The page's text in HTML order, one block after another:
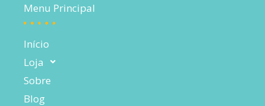
Menu Principal
Início
Loja
Sobre
Blog